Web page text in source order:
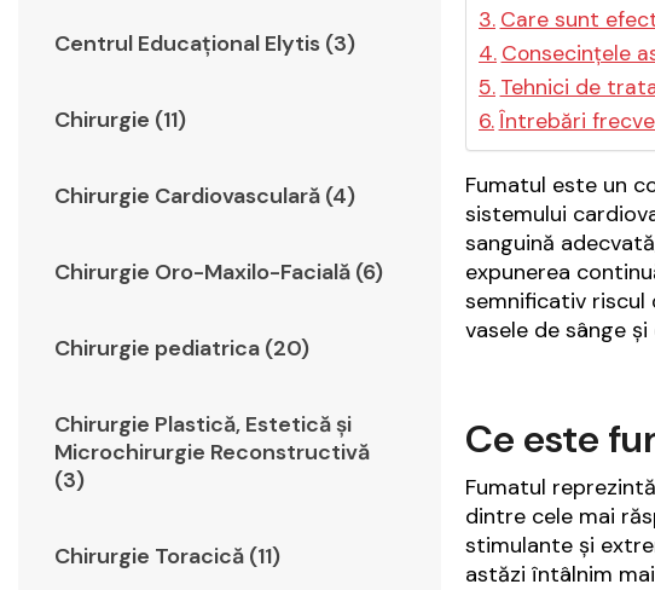
Centrul Educațional Elytis (3)
Chirurgie (11)
Chirurgie Cardiovasculară (4)
Chirurgie Oro-Maxilo-Facială (6)
Chirurgie pediatrica (20)
Chirurgie Plastică, Estetică şi
Microchirurgie Reconstructivă
(3)
Chirurgie Toracică (11)
Care sunt
Consecințele
Tehnici de
Întrebări
Fumatul este un
sistemului
sanguină
expunerea
semnificativ riscul
vasele de sânge
Ce este
Fumatul
dintre cele mai
stimulante și
astăzi întâlnim